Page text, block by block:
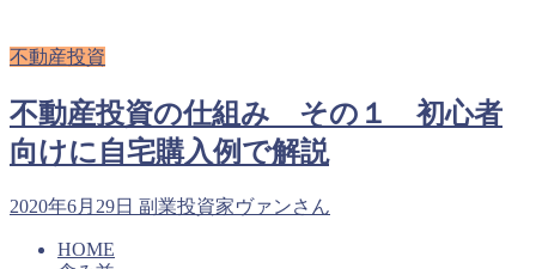
不動産投資
不動産投資の仕組み その１ 初心者
向けに自宅購入例で解説
2020年6月29日 副業投資家ヴァンさん
HOME